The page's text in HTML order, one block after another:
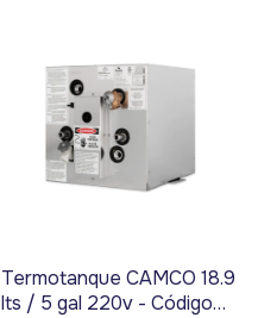
Termotanque CAMCO 18.9
lts / 5 gal 220v - Código